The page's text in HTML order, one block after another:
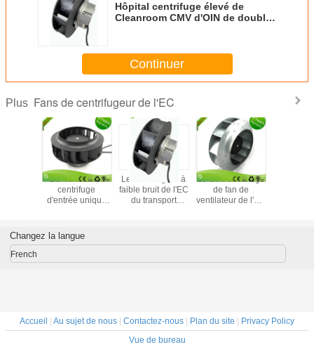
Hôpital centrifuge élevé de
Cleanroom CMV d'OIN de double
Continuer
Plus Fans de centrifugeur de l'EC
EC Ventilateur
centrifuge
d'entrée unique
225 mm Impeller
Le centrifugeur à
faible bruit de l'EC
du transport
Le C.A. centrifuge
de fan de
ventilateur de l'EC
monophasé
Changez la langue
French
Accueil Au sujet de nous Contactez-nous Plan du site
Privacy Policy
Vue de bureau